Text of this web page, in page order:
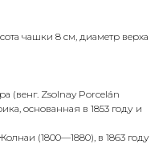
чашки 8 см, диаметр верха
(венг. Zsolnay Porcelán
основанная в 1853 году и
(1800—1880), в 1863 году